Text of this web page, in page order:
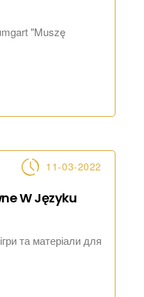
"Muszę
11-03-2022
W Języku
та матеріали для